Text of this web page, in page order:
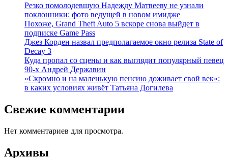
Резко помолодевшую Надежду Матвееву не узнали
поклонники: фото ведущей в новом имидже
Похоже, Grand Theft Auto 5 вскоре снова выйдет в
подписке Game Pass
Джез Корден назвал предполагаемое окно релиза State of
Decay 3
Куда пропал со сцены и как выглядит популярный певец
90-х Андрей Державин
«Скромно и на маленькую пенсию доживает свой век»:
в каких условиях живёт Татьяна Догилева
Свежие комментарии
Нет комментариев для просмотра.
Архивы